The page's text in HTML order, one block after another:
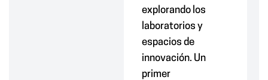
explorando los
laboratorios y
espacios de
innovación. Un
primer